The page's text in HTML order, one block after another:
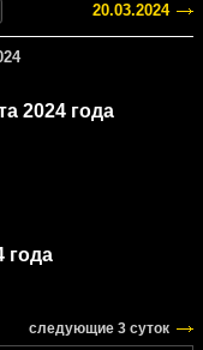
20.03.2024
2024 года
года
следующие 3 суток